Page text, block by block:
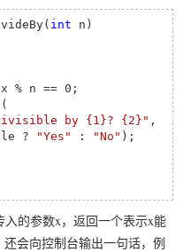
int n)
% n == 0;
by {1}? {2}" ,
?
"Yes" : "No" );
入的参数x，返回一个表示x能
会向控制台输出一句话，例